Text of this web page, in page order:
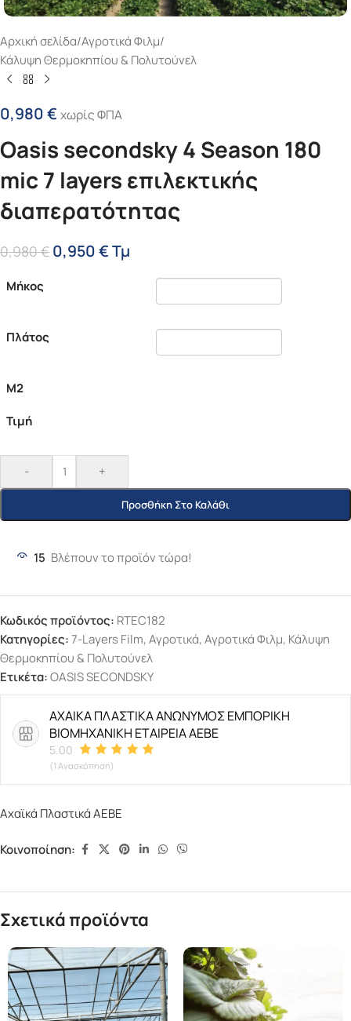
Αρχική σελίδα/Αγροτικά Φιλμ/
Κάλυψη Θερμοκηπίου & Πολυτούνελ
0,980€ χωρίς ΦΠΑ
Oasis secondsky 4 Season 180
mic 7 layers επιλεκτικής
διαπερατότητας
0,980€ 0,950€Τμ
Μήκος
Πλάτος
Μ2
Τιμή
- +
Προσθήκη Στο Καλάθι
15 Βλέπουν το προϊόν τώρα!
Κωδικός προϊόντος: RTEC182
Κατηγορίες:7-Layers Film,Αγροτικά,Αγροτικά Φιλμ, Κάλυψη
Θερμοκηπίου & Πολυτούνελ
Ετικέτα:OASIS SECONDSKY
ΑΧΑΙΚΑ ΠΛΑΣΤΙΚΑ ΑΝΩΝΥΜΟΣ ΕΜΠΟΡΙΚΗ
ΒΙΟΜΗΧΑΝΙΚΗ ΕΤΑΙΡΕΙΑ ΑΕΒΕ
5.00
(1 Ανασκόπηση)
Αχαϊκά Πλαστικά ΑΕΒΕ
Κοινοποίηση:
Σχετικά προϊόντα